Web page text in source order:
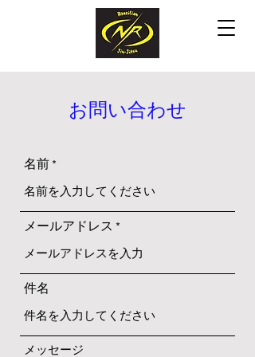
お問い合わせ
名前
メールアドレス
件名
メッセージ